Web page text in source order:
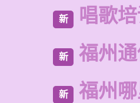
新 唱歌
新 福州
新 福州